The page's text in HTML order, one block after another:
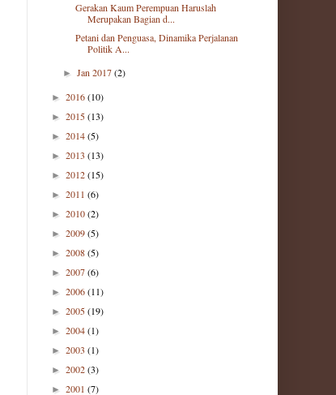
Gerakan Kaum Perempuan Haruslah
Merupakan Bagian d...
Petani dan Penguasa, Dinamika Perjalanan
Politik A...
►Jan 2017(2)
► 2016(10)
► 2015(13)
► 2014(5)
► 2013 (13)
► 2012(15)
► 2011 (6)
► 2010(2)
► 2009(5)
► 2008(5)
► 2007(6)
► 2006(11)
► 2005(19)
► 2004(1)
► 2003 (1)
► 2002(3)
► 2001 (7)